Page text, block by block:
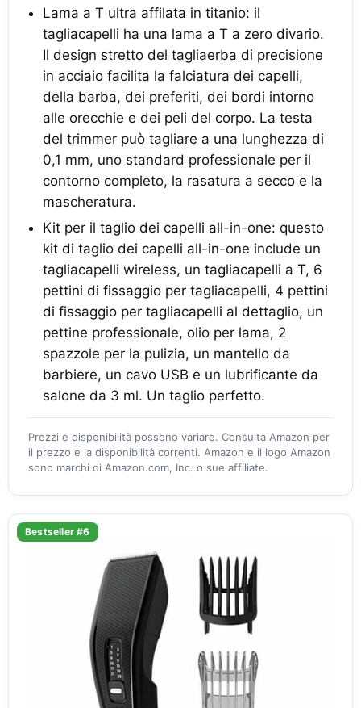
Lama a T ultra affilata in titanio: il
tagliacapelli ha una lama a T a zero divario.
Il design stretto del tagliaerba di precisione
in acciaio facilita la falciatura dei capelli,
della barba, dei preferiti, dei bordi intorno
alle orecchie e dei peli del corpo. La testa
del trimmer può tagliare a una lunghezza di
0,1 mm, uno standard professionale per il
contorno completo, la rasatura a secco e la
mascheratura.
Kit per il taglio dei capelli all-in-one: questo
kit di taglio dei capelli all-in-one include un
tagliacapelli wireless, un tagliacapelli a T, 6
pettini di fissaggio per tagliacapelli, 4 pettini
di fissaggio per tagliacapelli al dettaglio, un
pettine professionale, olio per lama, 2
spazzole per la pulizia, un mantello da
barbiere, un cavo USB e un lubrificante da
salone da 3 ml. Un taglio perfetto.
Prezzi e disponibilità possono variare. Consulta Amazon per
il prezzo e la disponibilità correnti. Amazon e il logo Amazon
sono marchi di Amazon.com, Inc. o sue affiliate.
Bestseller #6